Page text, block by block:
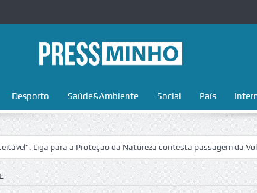
Desporto Saúde&Ambiente Social País
para a Proteção da Natureza contesta passagem da Volta a